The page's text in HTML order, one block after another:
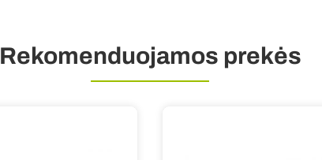
Rekomenduojamos prekės